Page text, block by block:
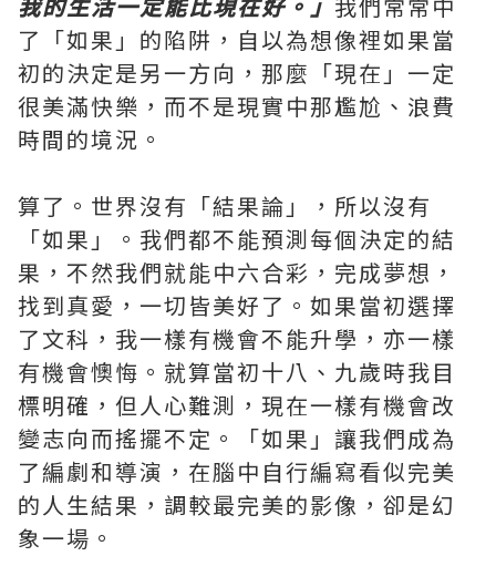
了「如果」的陷阱，自以為想像裡如果當
初的決定是另一方向，那麼「現在」一定
很美滿快樂，而不是現實中那尷尬、浪費
時間的境況。
算了。世界沒有「結果論」，所以沒有
「如果」。我們都不能預測每個決定的結
果，不然我們就能中六合彩，完成夢想，
找到真愛，一切皆美好了。如果當初選擇
了文科，我一樣有機會不能升學，亦一樣
有機會懊悔。就算當初十八、九歲時我目
標明確，但人心難測，現在一樣有機會改
變志向而搖擺不定。「如果」讓我們成為
了編劇和導演，在腦中自行編寫看似完美
的人生結果，調較最完美的影像，卻是幻
象一場。